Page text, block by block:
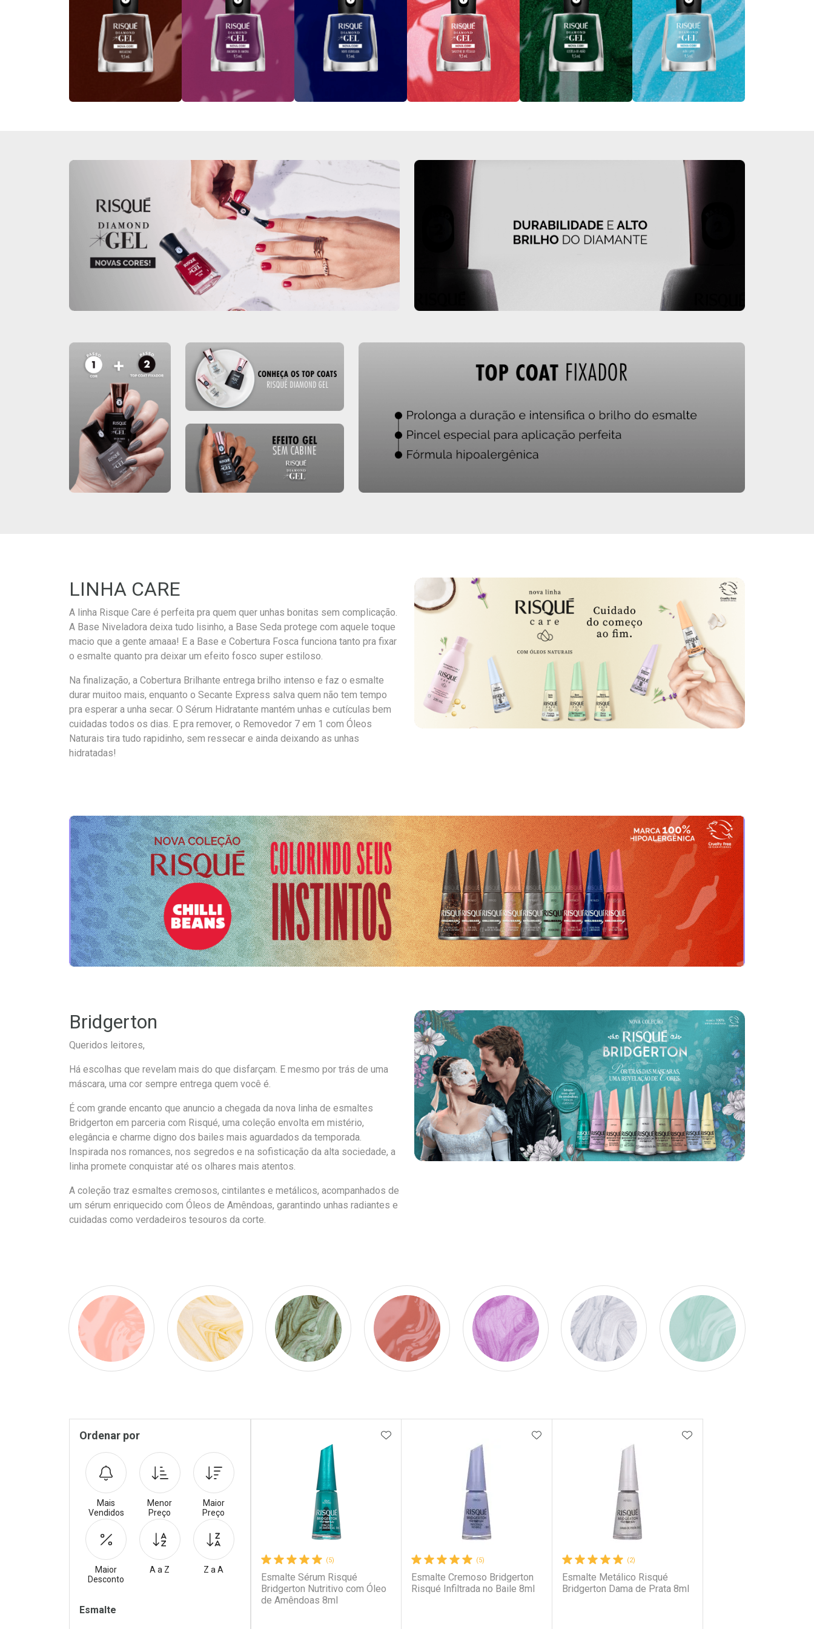
LINHA CARE
A linha Risque Care é perfeita pra quem quer unhas bonitas sem complicação.
A Base Niveladora deixa tudo lisinho, a Base Seda protege com aquele toque
macio que a gente amaaa! E a Base e Cobertura Fosca funciona tanto pra fixar
o esmalte quanto pra deixar um efeito fosco super estiloso.
Na finalização, a Cobertura Brilhante entrega brilho intenso e faz o esmalte
durar muitoo mais, enquanto o Secante Express salva quem não tem tempo
pra esperar a unha secar. O Sérum Hidratante mantém unhas e cutículas bem
cuidadas todos os dias. E pra remover, o Removedor 7 em 1 com Óleos
Naturais tira tudo rapidinho, sem ressecar e ainda deixando as unhas
hidratadas!
Bridgerton
Queridos leitores,
Há escolhas que revelam mais do que disfarçam. E mesmo por trás de uma
máscara, uma cor sempre entrega quem você é.
É com grande encanto que anuncio a chegada da nova linha de esmaltes
Bridgerton em parceria com Risqué, uma coleção envolta em mistério,
elegância e charme digno dos bailes mais aguardados da temporada.
Inspirada nos romances, nos segredos e na sofisticação da alta sociedade, a
linha promete conquistar até os olhares mais atentos.
A coleção traz esmaltes cremosos, cintilantes e metálicos, acompanhados de
um sérum enriquecido com Óleos de Amêndoas, garantindo unhas radiantes e
cuidadas como verdadeiros tesouros da corte.
(5)
Esmalte Sérum Risqué
Bridgerton Nutritivo com Óleo
de Amêndoas 8ml
ADICIONAR AOS FAVORITOS
(5)
Esmalte Cremoso Bridgerton
Risqué Infiltrada no Baile 8ml
ADICIONAR AOS FAVORITOS
(2)
Esmalte Metálico Risqué
Bridgerton Dama de Prata 8ml
ADICIONAR AOS
Sidebar
Ordenar por
Mais
Vendidos
Menor
Preço
Maior
Preço
Maior
Desconto
A a Z Z a A
Filtros
Esmalte